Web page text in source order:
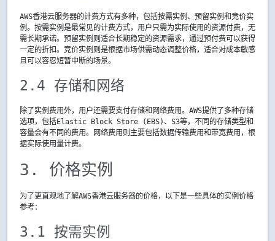
AWS香港云服务器的计费方式有多种，包括按需实例、预留实例和竞价实
例。按需实例是最常见的计费方式，用户只需为实际使用的资源付费，无
需长期承诺。预留实例则适合长期稳定的资源需求，通过预付费可以获得
一定的折扣。竞价实例则是根据市场供需动态调整价格，适合对成本敏感
且可以容忍短暂中断的场景。
2.4 存储和网络
除了实例费用外，用户还需要支付存储和网络费用。AWS提供了多种存储
选项，包括Elastic Block Store (EBS)、S3等，不同的存储类型和
容量会有不同的费用。网络费用则主要包括数据传输费用和带宽费用，根
据实际使用量计费。
3. 价格实例
为了更直观地了解AWS香港云服务器的价格，以下是一些具体的实例价格
参考：
3.1 按需实例